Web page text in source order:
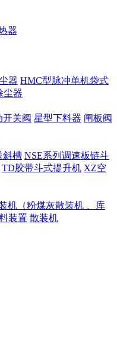
器
器 HMC型脉冲单机袋式
尘器
开关阀 星型下料器 闸板阀
斜槽 NSE系列调速板链斗
TD胶带斗式提升机 XZ空
机（粉煤灰散装机 、库
装置 散装机